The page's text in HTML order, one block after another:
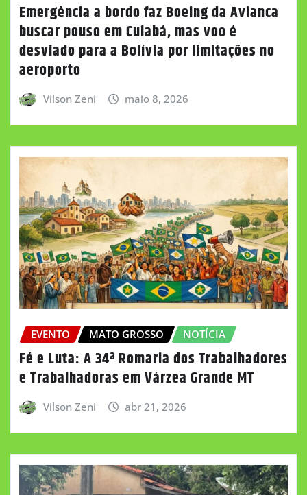
Emergência a bordo faz Boeing da Avianca
buscar pouso em Cuiabá, mas voo é
desviado para a Bolívia por limitações no
aeroporto
Vilson Zeni maio 8, 2026
EVENTO MATO GROSSO NOTÍCIA
Fé e Luta: A 34ª Romaria dos Trabalhadores
e Trabalhadoras em Várzea Grande MT
Vilson Zeni abr 21, 2026